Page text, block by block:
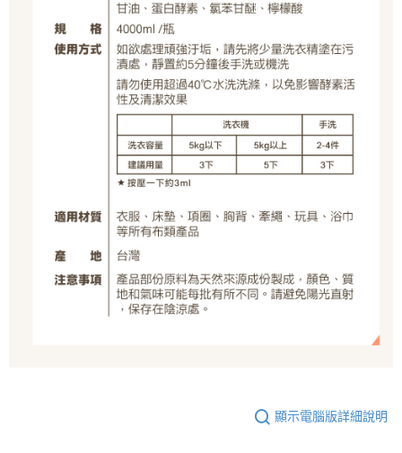
顯示電腦版詳細說明